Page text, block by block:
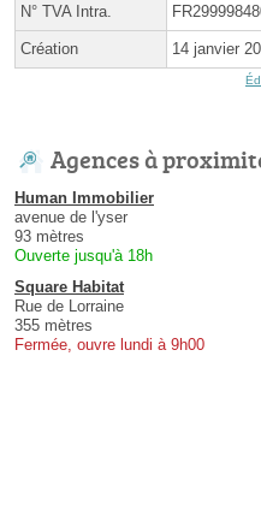
N° TVA Intra.
Création 14 janvier
Agences à
Human Immobilier
avenue de l'yser
93 mètres
Ouverte jusqu'à 18h
Square Habitat
Rue de Lorraine
355 mètres
Fermée, ouvre lundi à 9h00